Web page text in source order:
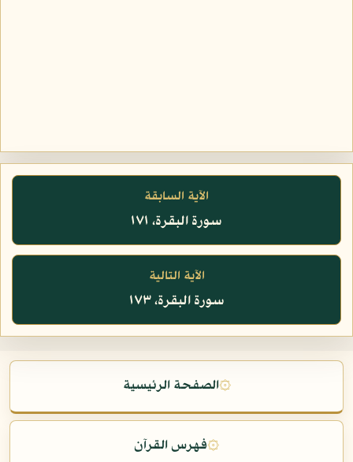
الآية السابقة
سورة البقرة، ١٧١
الآية التالية
سورة البقرة، ١٧٣
۞الصفحة الرئيسية
۞فهرس القرآن